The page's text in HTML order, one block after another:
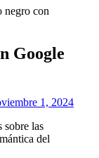
Google
1, 2024
sobre las
del